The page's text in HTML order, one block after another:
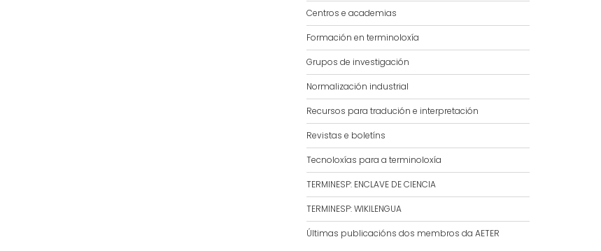
Centros e academias
Formación en terminoloxía
Grupos de investigación
Normalización industrial
Recursos para tradución e interpretación
Revistas e boletíns
Tecnoloxías para a terminoloxía
TERMINESP: ENCLAVE DE CIENCIA
TERMINESP: WIKILENGUA
Últimas publicacións dos membros da AETER